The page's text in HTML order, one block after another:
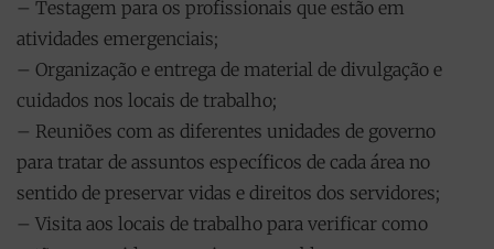
– Testagem para os profissionais que estão em
atividades emergenciais;
– Organização e entrega de material de divulgação e
cuidados nos locais de trabalho;
– Reuniões com as diferentes unidades de governo
para tratar de assuntos específicos de cada área no
sentido de preservar vidas e direitos dos servidores;
– Visita aos locais de trabalho para verificar como